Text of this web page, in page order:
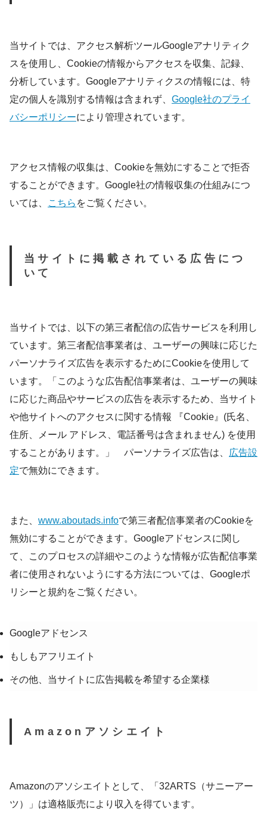
当サイトでは、アクセス解析ツールGoogleアナリティク
スを使用し、Cookieの情報からアクセスを収集、記録、
分析しています。Googleアナリティクスの情報には、特
定の個人を識別する情報は含まれず、 Google社のプライ
バシーポリシーにより管理されています。
アクセス情報の収集は、Cookieを無効にすることで拒否
することができます。Google社の情報収集の仕組みにつ
いては、
こちら をご覧ください。
当サイトに掲載されている広告につ
いて
当サイトでは、以下の第三者配信の広告サービスを利用し
ています。第三者配信事業者は、ユーザーの興味に応じた
パーソナライズ広告を表示するためにCookieを使用して
います。「このような広告配信事業者は、ユーザーの興味
に応じた商品やサービスの広告を表示するため、当サイト
や他サイトへのアクセスに関する情報 『Cookie』(氏名、
住所、メール アドレス、電話番号は含まれません) を使用
することがあります。」 パーソナライズ広告は、
広告設
定で無効にできます。
また、 www.aboutads.infoで第三者配信事業者のCookieを
無効にすることができます。Googleアドセンスに関し
て、このプロセスの詳細やこのような情報が広告配信事業
者に使用されないようにする方法については、Googleポ
リシーと規約をご覧ください。
Googleアドセンス
もしもアフリエイト
その他、当サイトに広告掲載を希望する企業様
Amazonアソシエイト
Amazonのアソシエイトとして、「32ARTS（サニーアー
ツ）」は適格販売により収入を得ています。